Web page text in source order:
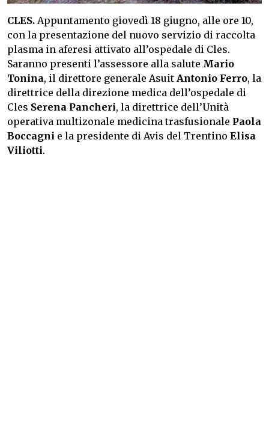
CLES. Appuntamento giovedì 18 giugno, alle ore 10,
con la presentazione del nuovo servizio di raccolta
plasma in aferesi attivato all’ospedale di Cles.
Saranno presenti l’assessore alla salute Mario
Tonina, il direttore generale Asuit Antonio Ferro, la
direttrice della direzione medica dell’ospedale di
Cles Serena Pancheri, la direttrice dell’Unità
operativa multizonale medicina trasfusionale Paola
Boccagni e la presidente di Avis del Trentino Elisa
Viliotti.